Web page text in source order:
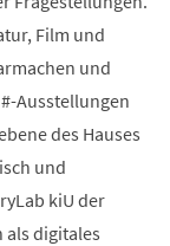
Film und
und
Ausstellungen
des Hauses
und
kiU der
als digitales